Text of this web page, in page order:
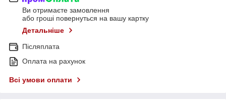
Ви отримаєте замовлення
або гроші повернуться на вашу картку
Детальніше
Післяплата
Оплата на рахунок
Всі умови оплати